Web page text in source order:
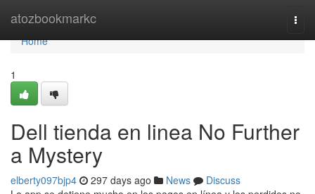
atozbookmarkc
Home
Home
1
Dell tienda en linea No Further
a Mystery
elberty097bjp4 297 days ago News
Discuss